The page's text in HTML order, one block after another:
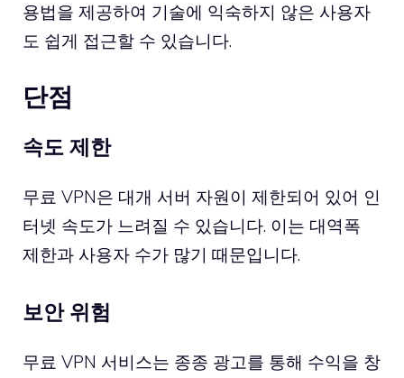
용법을 제공하여 기술에 익숙하지 않은 사용자
도 쉽게 접근할 수 있습니다.
단점
속도 제한
무료 VPN은 대개 서버 자원이 제한되어 있어 인
터넷 속도가 느려질 수 있습니다. 이는 대역폭
제한과 사용자 수가 많기 때문입니다.
보안 위험
무료 VPN 서비스는 종종 광고를 통해 수익을 창